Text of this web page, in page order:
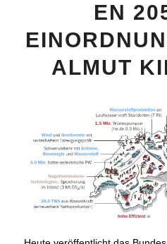
EN
ALMUT